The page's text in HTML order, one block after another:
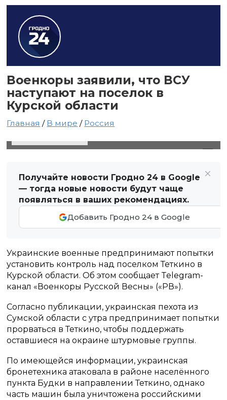
Военкоры заявили, что ВСУ
наступают на поселок в
Курской области
Главная / В мире / Россия
Получайте новости Гродно 24 в Google
— тогда новые новости будут чаще
появляться в ваших рекомендациях.
Добавить Гродно 24 в Google
Украинские военные предпринимают попытки
установить контроль над поселком Теткино в
Курской области. Об этом сообщает Telegram-
канал «Военкоры Русской Весны» («РВ»).
Согласно публикации, украинская пехота из
Сумской области с утра предпринимает попытки
прорваться в Теткино, чтобы поддержать
оставшиеся на окраине штурмовые группы.
По имеющейся информации, украинская
бронетехника атаковала в районе населённого
пункта Будки в направлении Теткино, однако
часть машин была уничтожена российскими